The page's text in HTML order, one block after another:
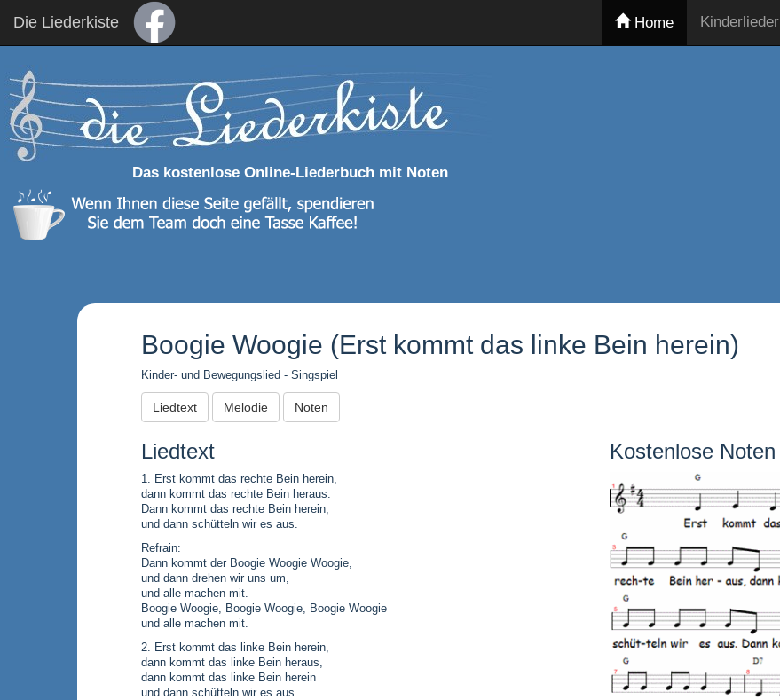
Die Liederkiste Home Kinderlieder
Das kostenlose Online-Liederbuch mit Noten
Boogie Woogie (Erst kommt das linke Bein herein)
Kinder- und Bewegungslied - Singspiel
Liedtext Melodie Noten
Liedtext
1. Erst kommt das rechte Bein herein,
dann kommt das rechte Bein heraus.
Dann kommt das rechte Bein herein,
und dann schütteln wir es aus.
Refrain:
Dann kommt der Boogie Woogie Woogie,
und dann drehen wir uns um,
und alle machen mit.
Boogie Woogie, Boogie Woogie, Boogie Woogie
und alle machen mit.
2. Erst kommt das linke Bein herein,
dann kommt das linke Bein heraus,
dann kommt das linke Bein herein
und dann schütteln wir es aus.
Kostenlose Noten